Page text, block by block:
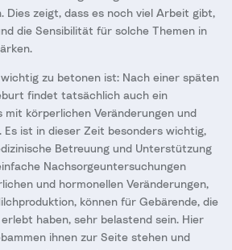
Dies zeigt, dass es noch viel Arbeit gibt,
die Sensibilität für solche Themen in
zu betonen ist: Nach einer späten
findet tatsächlich auch ein
körperlichen Veränderungen und
Es ist in dieser Zeit besonders wichtig,
Betreuung und Unterstützung
Nachsorgeuntersuchungen
und hormonellen Veränderungen,
können für Gebärende, die
haben, sehr belastend sein. Hier
ihnen zur Seite stehen und